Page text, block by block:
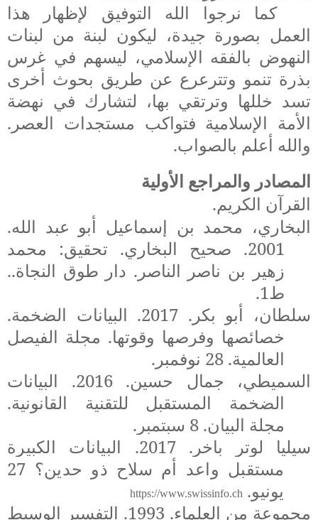
كما نرجوا الله التوفيق لإظهار هذا
العمل بصورة جيدة، ليكون لبنة من لبنات
النهوض بالفقه الإسلامي، ليسهم في غرس
بذرة تنمو وتترعرع عن طريق بحوث أخرى
تسد خللها وترتقي بها، لتشارك في نهضة
الأمة الإسلامية فتواكب مستجدات العصر.
والله أعلم بالصواب.
المصادر والمراجع الأولية
القرآن الكريم.
البخاري، محمد بن إسماعيل أبو عبد الله.
2001. صحيح البخاري. تحقيق: محمد
زهير بن ناصر الناصر. دار طوق النجاة..
ط1.
سلطان، أبو بكر. 2017. البيانات الضخمة.
خصائصها وفرصها وقوتها. مجلة الفيصل
العالمية. 28 نوفمبر.
السميطي، جمال حسين. 2016. البيانات
الضخمة المستقبل للتقنية القانونية.
مجلة البيان. 8 سبتمبر
.
سيليا لوتر باخر. 2017.
البيانات الكبيرة
مستقبل واعد أم سلاح ذو حدين؟ 27
يونيو.https://www.swissinfo.ch
مجموعة من العلماء. 1993. التفسير الوسيط